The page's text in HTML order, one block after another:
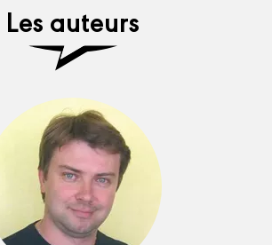
Les auteurs